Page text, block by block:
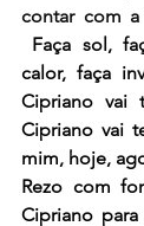
Faça sol,
calor, faça
Cipriano vai
Cipriano vai
mim, hoje,
Rezo com
Cipriano